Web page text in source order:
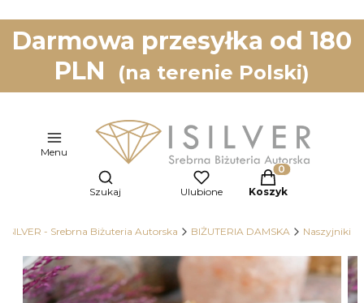
Darmowa przesyłka od 180
PLN
(na terenie Polski)
Menu
Otwórz wyszukiwarkę
Szukaj Ulubione
Produkty w
Koszyk
ISILVER - Srebrna Biżuteria Autorska BIŻUTERIA DAMSKA Naszyjniki